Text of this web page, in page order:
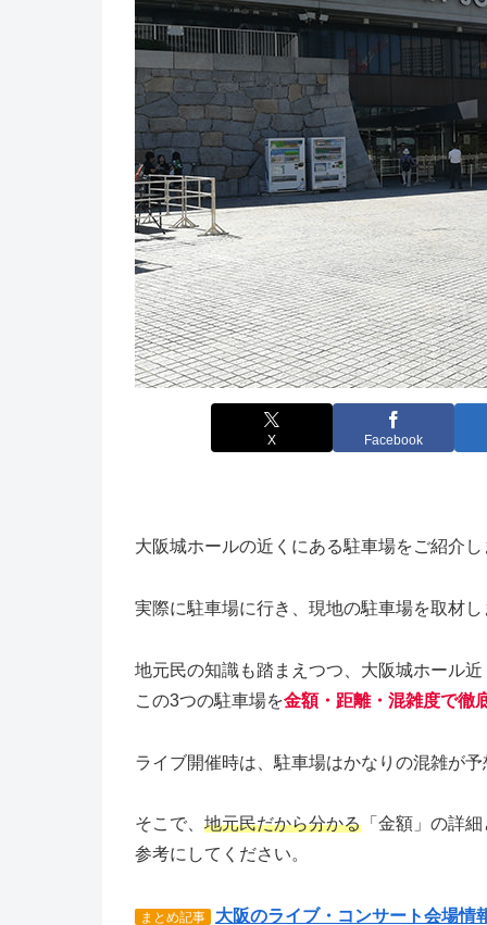
X Facebook
大阪城ホールの近くにある駐車場をご紹介し
実際に駐車場に行き、現地の駐車場を取材し
地元民の知識も踏まえつつ、大阪城ホール
この3つの駐車場を金額・距離・混雑度で徹
ライブ開催時は、駐車場はかなりの混雑が予
そこで、 地元民だから分かる 「金額」の詳
参考にしてください。
まとめ記事 大阪のライブ・コンサート会場